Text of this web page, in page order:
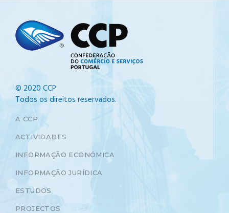
© 2020 CCP
Todos os direitos reservados.
A CCP
ACTIVIDADES
INFORMAÇÃO ECONÓMICA
INFORMAÇÃO JURÍDICA
ESTUDOS
PROJECTOS